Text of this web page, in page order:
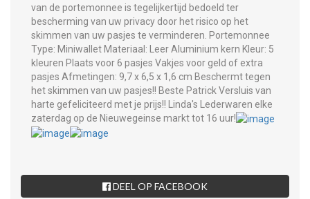
van de portemonnee is tegelijkertijd bedoeld ter
bescherming van uw privacy door het risico op het
skimmen van uw pasjes te verminderen. Portemonnee
Type: Miniwallet Materiaal: Leer Aluminium kern Kleur: 5
kleuren Plaats voor 6 pasjes Vakjes voor geld of extra
pasjes Afmetingen: 9,7 x 6,5 x 1,6 cm Beschermt tegen
het skimmen van uw pasjes!! Beste Patrick Versluis van
harte gefeliciteerd met je prijs!! Linda's Lederwaren elke
zaterdag op de Nieuwegeinse markt tot 16 uur!
DEEL OP FACEBOOK